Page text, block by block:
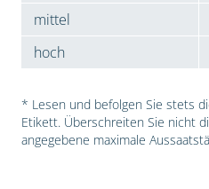
mittel
hoch
* Lesen und befolgen Sie stets
Etikett. Überschreiten Sie nicht
angegebene maximale